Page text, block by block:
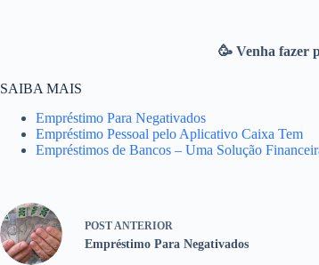
🥳 Venha fazer
SAIBA MAIS
Empréstimo Para Negativados
Empréstimo Pessoal pelo Aplicativo Caixa Tem
Empréstimos de Bancos – Uma Solução
POST ANTERIOR
Empréstimo Para Negativados